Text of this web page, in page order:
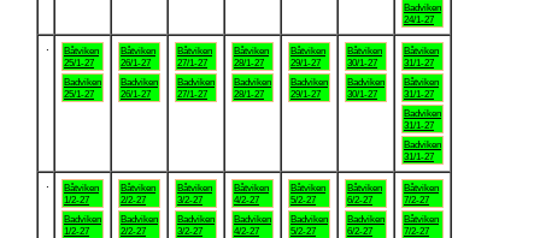
Badviken
24/1-27
Båtviken
25/1-27
Badviken
25/1-27
Båtviken
26/1-27
Badviken
26/1-27
Båtviken
27/1-27
Badviken
27/1-27
Båtviken
28/1-27
Badviken
28/1-27
Båtviken
29/1-27
Badviken
29/1-27
Båtviken
30/1-27
Badviken
30/1-27
Båtviken
31/1-27
Båtviken
31/1-27
Badviken
31/1-27
Badviken
31/1-27
Båtviken
1/2-27
Badviken
1/2-27
Båtviken
2/2-27
Badviken
2/2-27
Båtviken
3/2-27
Badviken
3/2-27
Båtviken
4/2-27
Badviken
4/2-27
Båtviken
5/2-27
Badviken
5/2-27
Båtviken
6/2-27
Badviken
6/2-27
Båtviken
7/2-27
Båtviken
7/2-27